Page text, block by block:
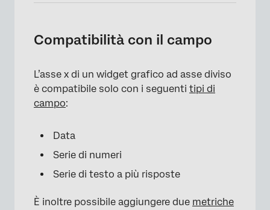
×
Compatibilità con il campo
L’asse x di un widget grafico ad asse diviso
è compatibile solo con i seguenti tipi di
campo:
Data
Serie di numeri
Serie di testo a più risposte
È inoltre possibile aggiungere due metriche